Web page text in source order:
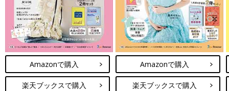
Amazonで購入
楽天ブックスで購入
Amazonで購入
楽天ブックスで購入